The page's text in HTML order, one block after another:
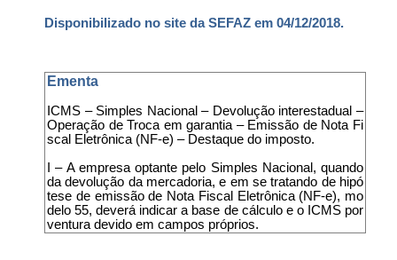
Disponibilizado no site da SEFAZ em 04/12/2018.
Ementa
ICMS – Simples Nacional – Devolução interestadual –
Operação de Troca em garantia – Emissão de Nota Fi
scal Eletrônica (NF-e) – Destaque do imposto.
I – A empresa optante pelo Simples Nacional, quando
da devolução da mercadoria, e em se tratando de hipó
tese de emissão de Nota Fiscal Eletrônica (NF-e), mo
delo 55, deverá indicar a base de cálculo e o ICMS por
ventura devido em campos próprios.